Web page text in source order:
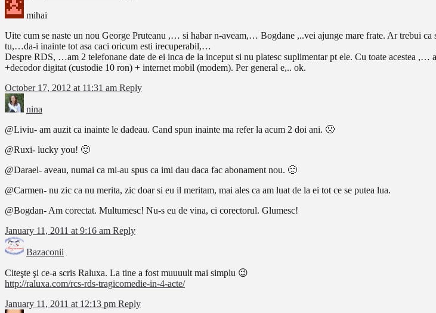
mihai
Uite cum se naste un nou George Pruteanu ,… si habar n-aveam,… Bogdane ,..vei ajunge mare frate. Ar trebui
tu,…da-i inainte tot asa caci oricum esti irecuperabil,…
Despre RDS, …am 2 telefonane date de ei inca de la inceput si nu platesc suplimentar pt ele. Cu toate acestea
+decodor digitat (custodie 10 ron) + internet mobil (modem). Per general e,.. ok.
October 17, 2012 at 11:31 am Reply
nina
@Liviu- am auzit ca inainte le dadeau. Cand spun inainte ma refer la acum 2 doi ani. 🙁
@Ruxi- lucky you! 🙂
@Darael- aveau, numai ca mi-au spus ca imi dau daca fac abonament nou. 🙁
@Carmen- nu zic ca nu merita, zic doar si eu il meritam, mai ales ca am luat de la ei tot ce se putea lua.
@Bogdan- Am corectat. Multumesc! Nu-s eu de vina, ci corectorul. Glumesc!
January 11, 2011 at 9:16 am Reply
Bazaconii
Citeşte şi ce-a scris Raluxa. La tine a fost muuuult mai simplu 😉
http://raluxa.com/rcs-rds-tragicomedie-in-4-acte/
January 11, 2011 at 12:13 pm Reply